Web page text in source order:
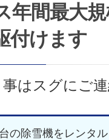
年間最大
付けます
はスグにご
の除雪機をレンタ